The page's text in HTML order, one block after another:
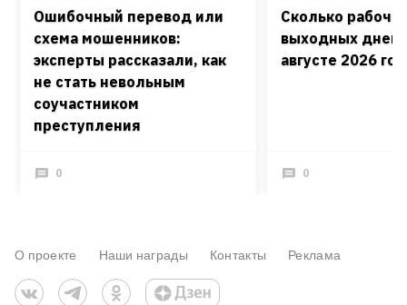
Ошибочный перевод или
схема мошенников:
эксперты рассказали, как
не стать невольным
соучастником
преступления
0
Сколько
выходных дней
августе 2026
0
О проекте Наши награды Контакты Реклама